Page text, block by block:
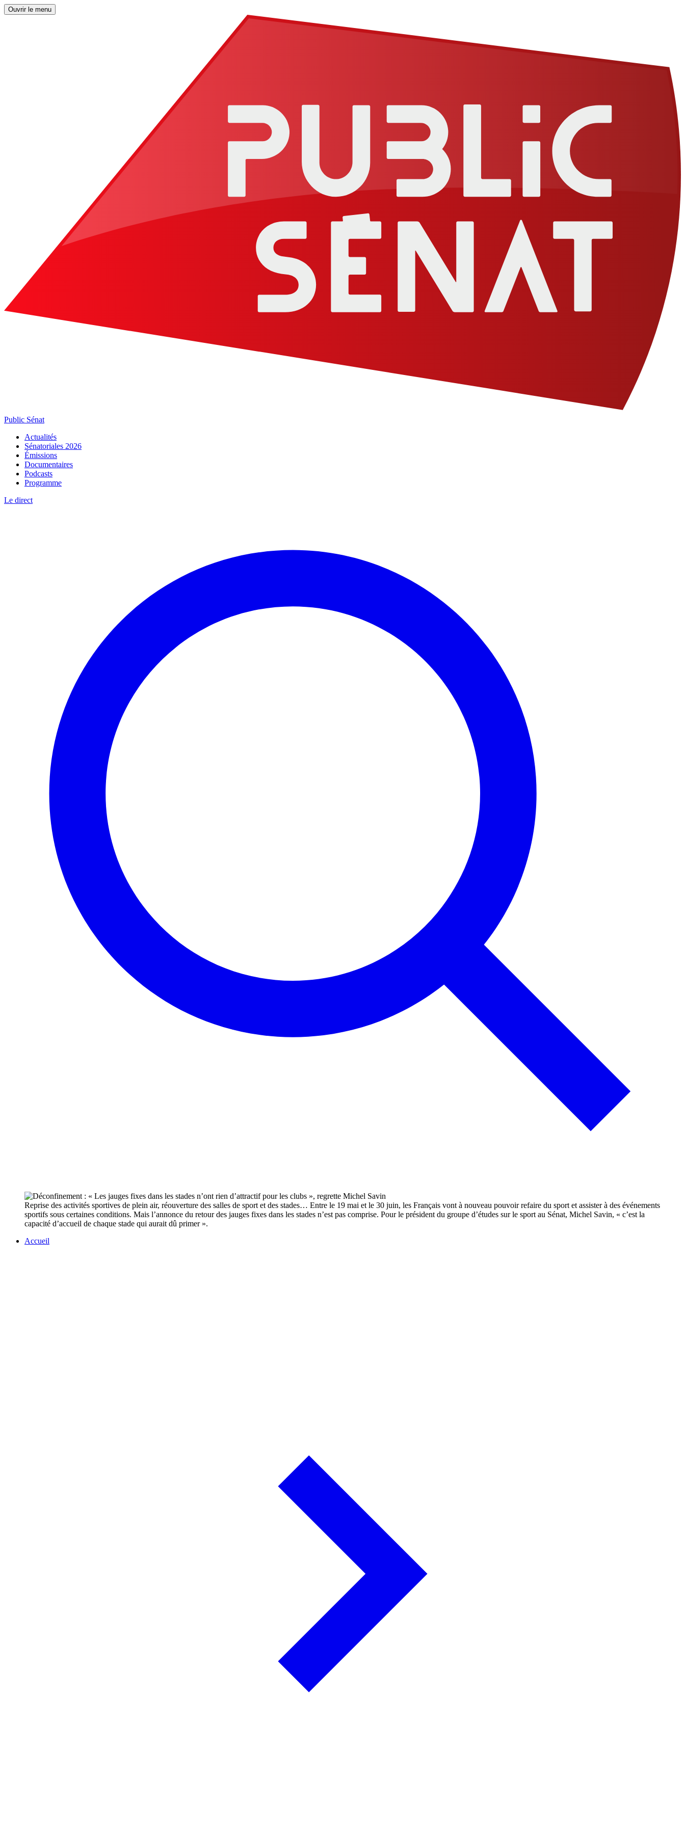
Ouvrir le menu
Public Sénat
Actualités
Sénatoriales 2026
Émissions
Documentaires
Podcasts
Programme
Le direct
Reprise des activités sportives de plein air, réouverture des salles de sport et des stades… Entre le 19 mai et le 30 juin, les Français vont à nouveau pouvoir refaire du sport et assister à des événements
sportifs sous certaines conditions. Mais l’annonce du retour des jauges fixes dans les stades n’est pas comprise. Pour le président du groupe d’études sur le sport au Sénat, Michel Savin, « c’est la
capacité d’accueil de chaque stade qui aurait dû primer ».
Accueil